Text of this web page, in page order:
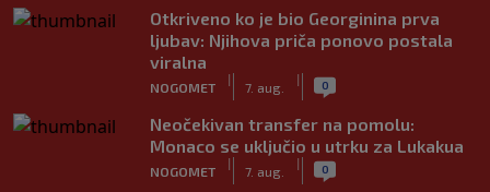
Otkriveno ko je bio Georginina prva
ljubav: Njihova priča ponovo postala
viralna
NOGOMET
|
7. aug.
| 0
Neočekivan transfer na pomolu:
Monaco se uključio u utrku za Lukakua
NOGOMET
|
7. aug.
| 0